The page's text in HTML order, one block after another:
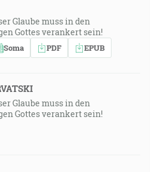
Glaube muss in den
Gottes verankert sein!
Soma PDF EPUB
Glaube muss in den
Gottes verankert sein!